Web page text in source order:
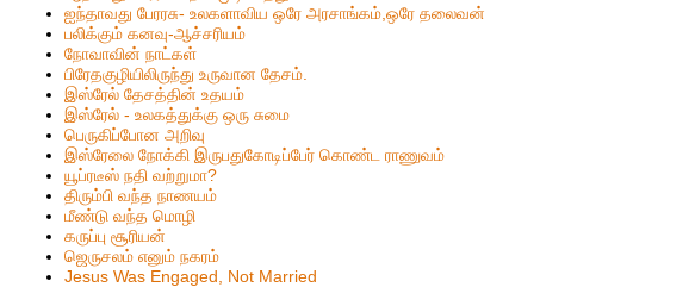
ஐந்தாவது பேரரசு- உலகளாவிய ஒரே அரசாங்கம்,ஒரே தலைவன்
பலிக்கும் கனவு-ஆச்சரியம்
நோவாவின் நாட்கள்
பிரேதகுழியிலிருந்து உருவான தேசம்.
இஸ்ரேல் தேசத்தின் உதயம்
இஸ்ரேல் - உலகத்துக்கு ஒரு சுமை
பெருகிப்போன அறிவு
இஸ்ரேலை நோக்கி இருபதுகோடிப்பேர் கொண்ட ராணுவம்
யூப்ரடீஸ் நதி வற்றுமா?
திரும்பி வந்த நாணயம்
மீண்டு வந்த மொழி
கருப்பு சூரியன்
ஜெருசலம் எனும் நகரம்
Jesus Was Engaged, Not Married